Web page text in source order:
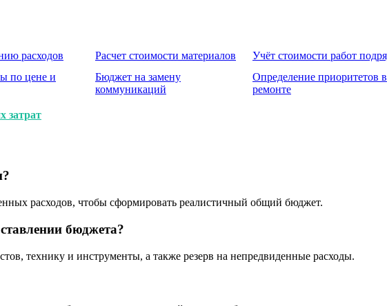
расходов Расчет стоимости материалов Учёт стоимости работ
по цене и
Бюджет на замену
коммуникаций
Определение приоритетов в
ремонте
затрат
расходов, чтобы сформировать реалистичный общий бюджет.
бюджета?
технику и инструменты, а также резерв на непредвиденные расходы.